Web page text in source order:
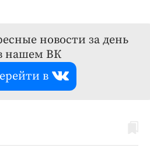
новости за день
нашем ВК
в